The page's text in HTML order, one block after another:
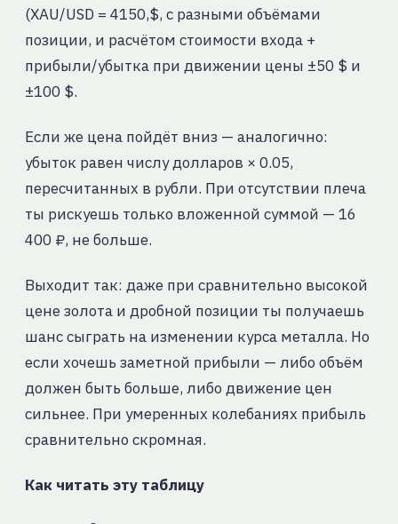
(XAU/USD = 4150,$, с разными объёмами
позиции, и расчётом стоимости входа +
прибыли/убытка при движении цены ±50 $ и
±100 $.
Если же цена пойдёт вниз — аналогично:
убыток равен числу долларов × 0.05,
пересчитанных в рубли. При отсутствии плеча
ты рискуешь только вложенной суммой — 16
400 ₽, не больше.
Выходит так: даже при сравнительно высокой
цене золота и дробной позиции ты получаешь
шанс сыграть на изменении курса металла. Но
если хочешь заметной прибыли — либо объём
должен быть больше, либо движение цен
сильнее. При умеренных колебаниях прибыль
сравнительно скромная.
Как читать эту таблицу